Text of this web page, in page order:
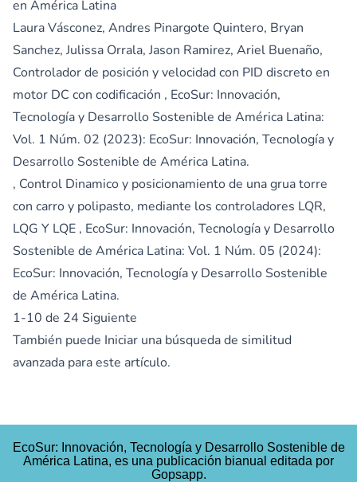
en América Latina
Laura Vásconez, Andres Pinargote Quintero, Bryan
Sanchez, Julissa Orrala, Jason Ramirez, Ariel Buenaño,
Controlador de posición y velocidad con PID discreto en
motor DC con codificación , EcoSur: Innovación,
Tecnología y Desarrollo Sostenible de América Latina:
Vol. 1 Núm. 02 (2023): EcoSur: Innovación, Tecnología y
Desarrollo Sostenible de América Latina.
, Control Dinamico y posicionamiento de una grua torre
con carro y polipasto, mediante los controladores LQR,
LQG Y LQE , EcoSur: Innovación, Tecnología y Desarrollo
Sostenible de América Latina: Vol. 1 Núm. 05 (2024):
EcoSur: Innovación, Tecnología y Desarrollo Sostenible
de América Latina.
1-10 de 24 Siguiente
También puede Iniciar una búsqueda de similitud
avanzada para este artículo.
EcoSur: Innovación, Tecnología y Desarrollo Sostenible de
América Latina, es una publicación bianual editada por
Gopsapp.